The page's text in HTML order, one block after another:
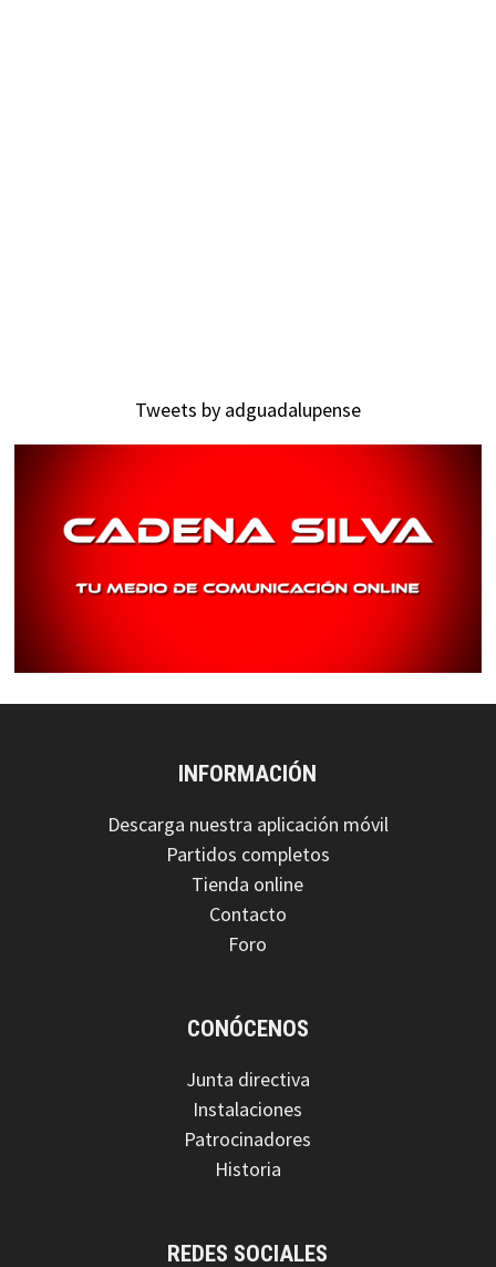
Tweets by adguadalupense
INFORMACIÓN
Descarga nuestra aplicación móvil
Partidos completos
Tienda online
Contacto
Foro
CONÓCENOS
Junta directiva
Instalaciones
Patrocinadores
Historia
REDES SOCIALES